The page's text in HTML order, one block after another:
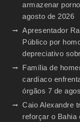
armazenar
agosto de 2026
Apresentador
Público por
depreciativo
Família de
cardíaco
órgãos 7 de
Caio Alexandre
reforçar o Bahia